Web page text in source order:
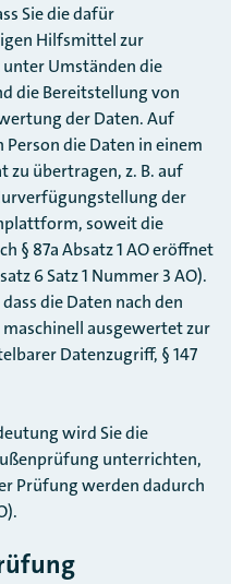
Sie die dafür
Hilfsmittel zur
Umständen die
die Bereitstellung von
der Daten. Auf
die Daten in einem
zu übertragen, z. B. auf
der
soweit die
§ 87a Absatz 1 AO eröffnet
6 Satz 1 Nummer 3 AO).
die Daten nach den
ausgewertet zur
Datenzugriff, § 147
wird Sie die
unterrichten,
Prüfung werden dadurch